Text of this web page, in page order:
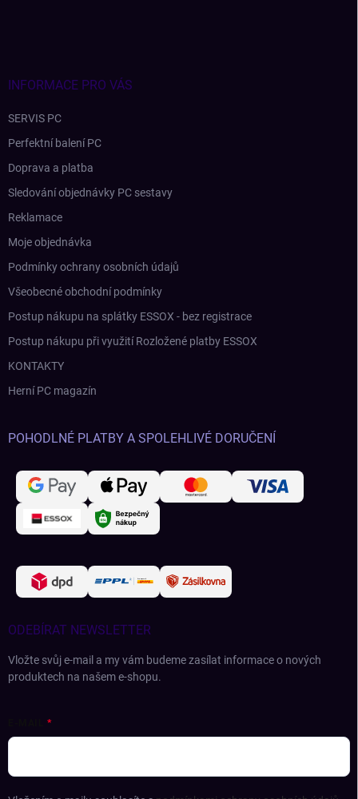
INFORMACE PRO VÁS
SERVIS PC
Perfektní balení PC
Doprava a platba
Sledování objednávky PC sestavy
Reklamace
Moje objednávka
Podmínky ochrany osobních údajů
Všeobecné obchodní podmínky
Postup nákupu na splátky ESSOX - bez registrace
Postup nákupu při využití Rozložené platby ESSOX
KONTAKTY
Herní PC magazín
POHODLNÉ PLATBY A SPOLEHLIVÉ DORUČENÍ
ODEBÍRAT NEWSLETTER
Vložte svůj e-mail a my vám budeme zasílat informace o nových
produktech na našem e-shopu.